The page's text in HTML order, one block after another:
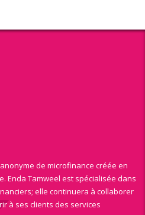
de microfinance créée en
Enda Tamweel est spécialisée dans
elle continuera à collaborer
à ses clients des services